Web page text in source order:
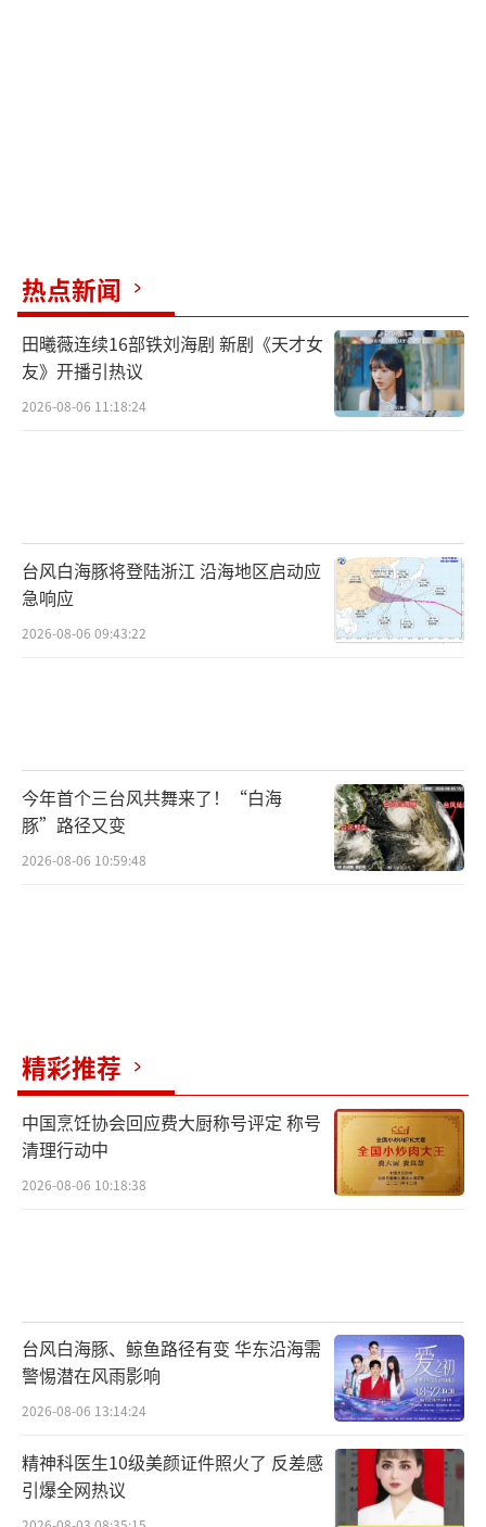
热点新闻
田曦薇连续16部铁刘海剧 新剧《天才女
友》开播引热议
2026-08-06 11:18:24
台风白海豚将登陆浙江 沿海地区启动应
急响应
2026-08-06 09:43:22
今年首个三台风共舞来了！“白海
豚”路径又变
2026-08-06 10:59:48
精彩推荐
中国烹饪协会回应费大厨称号评定 称号
清理行动中
2026-08-06 10:18:38
台风白海豚、鲸鱼路径有变 华东沿海需
警惕潜在风雨影响
2026-08-06 13:14:24
精神科医生10级美颜证件照火了 反差感
引爆全网热议